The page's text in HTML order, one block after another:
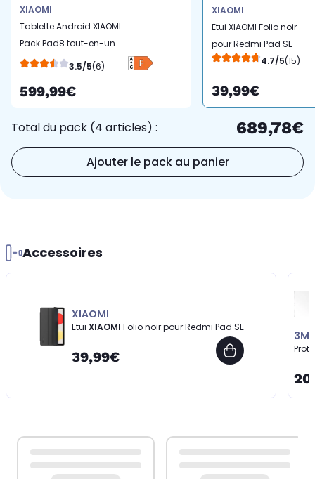
XIAOMI
Tablette Android XIAOMI
Pack Pad8 tout-en-un
Gris 128Go
3.5/5(6)
599,99€
XIAOMI
Etui XIAOMI Folio noir
pour Redmi Pad SE
4.7/5(15)
39,99€
Total du pack (4 articles) : 689,78€
Ajouter le pack au panier
Accessoires
XIAOMI
Etui XIAOMI Folio noir pour Redmi Pad SE
39,99€
3MK